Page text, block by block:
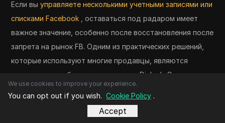
Если выуправляете несколькими учетными записями или
списками Facebook , оставаться под радаром имеет
важное значение, особенно после восстановления после
запрета на рынок FB. Одним из практических решений,
которые используют многие продавцы, являются
антидетектные браузеры, такие как Dicloak. Эти
инструменты предназначены для того, чтобы помочь
вам избежать помечения алгоритмами Facebook, что
является ключом к обеспечению безопасности вашей
We use cookies to improve your experience.
You can opt out if you wish. Cookie Policy .
Accept